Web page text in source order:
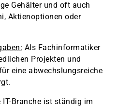
Gehälter und oft auch
Aktienoptionen oder
Als Fachinformatiker
Projekten und
eine abwechslungsreiche
IT-Branche ist ständig im